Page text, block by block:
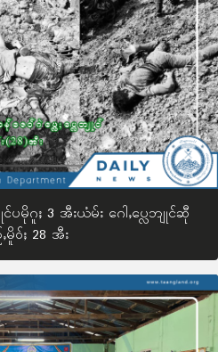
မိုဂူႈ 3 အီးယံမ်း ဂေါႇပ္လေဘျုင်ဆီု
ဝ်ႈ 28 အီး